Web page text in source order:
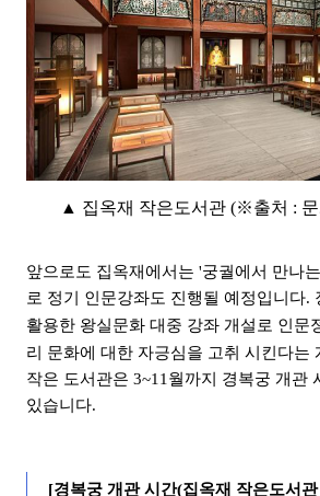
▲ 집옥재 작은도서관 (※출처 :
앞으로도 집옥재에서는 '궁궐에서 만나
로 정기 인문강좌도 진행될 예정입니다.
활용한 왕실문화 대중 강좌 개설로 인문
리 문화에 대한 자긍심을 고취 시킨다는
작은 도서관은 3~11월까지 경복궁 개관
있습니다.
[경복궁 개관 시간(집옥재 작은도서